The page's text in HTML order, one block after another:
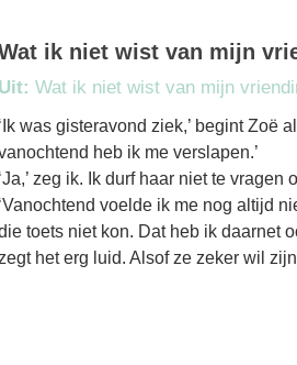
ik niet wist van mijn
Uit: Wat ik niet wist van mijn
‘Ik was gisteravond ziek,’ begint Zoë
heb ik me verslapen.’
‘Ja,’ zeg ik. Ik durf haar niet te vragen
‘Vanochtend voelde ik me nog altijd
toets niet kon. Dat heb ik daarnet
zegt het erg luid. Alsof ze zeker wil